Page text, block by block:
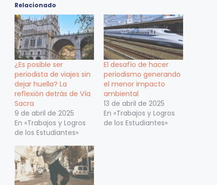
Relacionado
¿Es posible ser
periodista de viajes sin
dejar huella? La
reflexión detrás de Vía
Sacra
9 de abril de 2025
En «Trabajos y Logros
de los Estudiantes»
El desafío de hacer
periodismo generando
el menor impacto
ambiental
13 de abril de 2025
En «Trabajos y Logros
de los Estudiantes»